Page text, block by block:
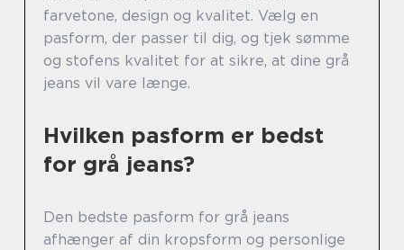
farvetone, design og kvalitet. Vælg en
pasform, der passer til dig, og tjek sømme
og stofens kvalitet for at sikre, at dine grå
jeans vil vare længe.
Hvilken pasform er bedst
for grå jeans?
Den bedste pasform for grå jeans
afhænger af din kropsform og personlige